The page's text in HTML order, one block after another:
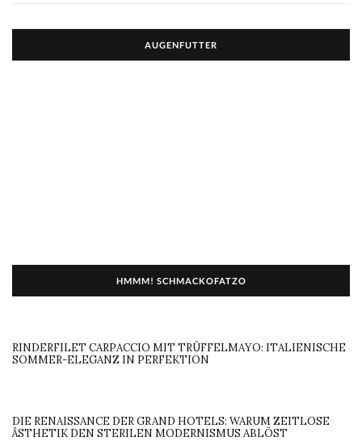
AUGENFUTTER
HMMM! SCHMACKOFATZO
RINDERFILET CARPACCIO MIT TRÜFFELMAYO: ITALIENISCHE
SOMMER-ELEGANZ IN PERFEKTION
DIE RENAISSANCE DER GRAND HOTELS: WARUM ZEITLOSE
ÄSTHETIK DEN STERILEN MODERNISMUS ABLÖST